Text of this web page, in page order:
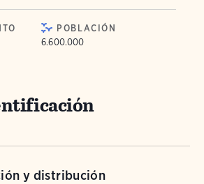
POBLACIÓN
6.600.000
y distribución